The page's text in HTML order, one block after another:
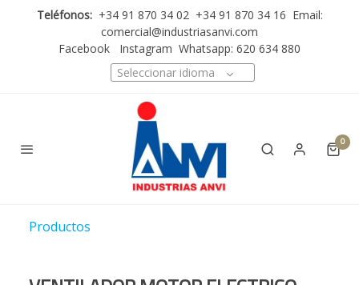
Teléfonos: +34 91 870 34 02 +34 91 870 34 16 Email:
comercial@industriasanvi.com
Facebook
Instagram Whatsapp: 620 634 880
Seleccionar idioma
0
Productos